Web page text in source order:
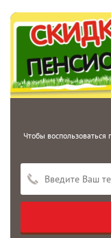
Чтобы